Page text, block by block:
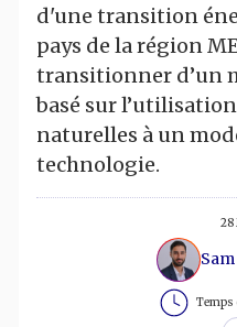
d'une transition
pays de la région
transitionner d’un
basé sur
naturelles à un
technologie.
28
Temps